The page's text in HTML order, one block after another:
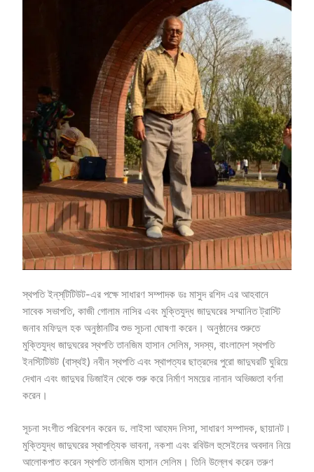
স্থপতি ইন্‌স্‌টিটিউট-এর পক্ষে সাধারণ সম্পাদক ডঃ মাসুদ রশিদ এর আহবানে
সাবেক সভাপতি, কাজী গোলাম নাসির এবং মুক্তিযুদ্ধ জাদুঘরের সম্মানিত ট্রাস্টি
জনাব মফিদুল হক অনুষ্ঠানটির শুভ সূচনা ঘোষণা করেন। অনুষ্ঠানের শুরুতে
মুক্তিযুদ্ধ জাদুঘরের স্থপতি তানজিম হাসান সেলিম, সদস্য, বাংলাদেশ স্থপতি
ইনস্টিটিউট (বাস্থই) নবীন স্থপতি এবং স্থাপত্যর ছাত্রদের পুরো জাদুঘরটি ঘুরিয়ে
দেখান এবং জাদুঘর ডিজাইন থেকে শুরু করে নির্মাণ সময়ের নানান অভিজ্ঞতা বর্ণনা
করেন।
সূচনা সংগীত পরিবেশন করেন ড. লাইসা আহমদ লিসা, সাধারণ সম্পাদক, ছায়ানট।
মুক্তিযুদ্ধ জাদুঘরের স্থাপত্যিক ভাবনা, নকশা এবং রবিউল হুসেইনের অবদান নিয়ে
আলোকপাত করেন স্থপতি তানজিম হাসান সেলিম। তিনি উল্লেখ করেন তরুণ